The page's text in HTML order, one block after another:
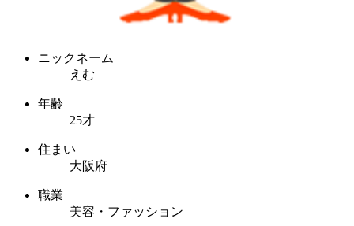
ニックネーム
えむ
年齢
25才
住まい
大阪府
職業
美容・ファッション